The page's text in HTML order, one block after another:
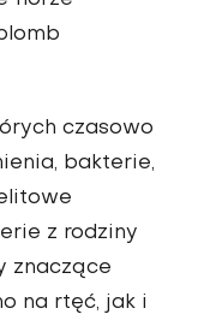
czasowo
bakterie,
z rodziny
znaczące
na rtęć, jak i